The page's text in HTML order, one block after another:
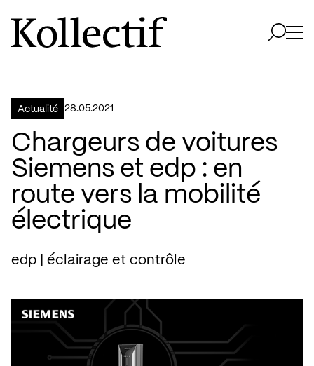
Aller à la page d'accueil
Logo Kollectif
Actualité 28.05.2021
Chargeurs de voitures
Siemens et edp : en
route vers la mobilité
électrique
edp | éclairage et contrôle